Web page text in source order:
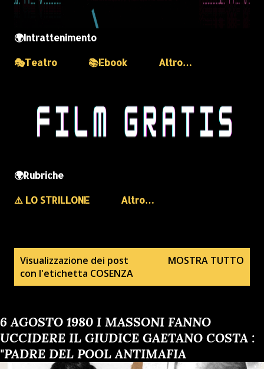
🌍Intrattenimento
🎭Teatro
📚Ebook Altro…
🌍Rubriche
⚠️ LO STRILLONE
Altro…
t
Visualizzazione dei post
con l'etichetta COSENZA
MOSTRA TUTTO
6 AGOSTO 1980 I MASSONI FANNO
UCCIDERE IL GIUDICE GAETANO COSTA :
"PADRE DEL POOL ANTIMAFIA